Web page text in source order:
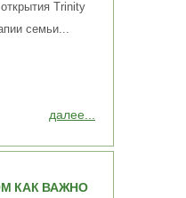
далее...
Trinity
семьи...
КАК ВАЖНО